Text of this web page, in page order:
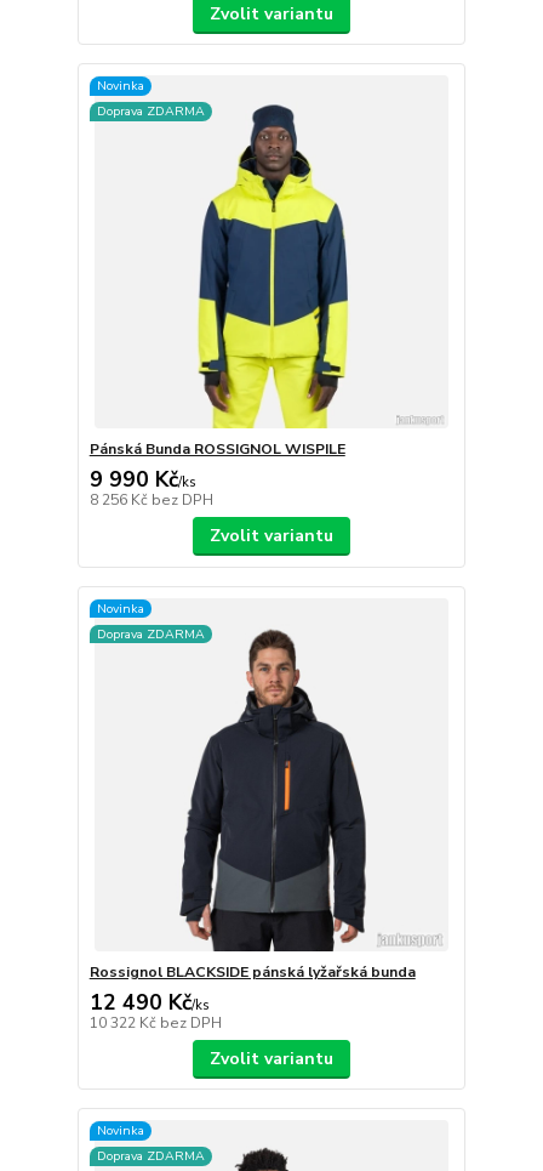
Zvolit variantu
Novinka
Doprava ZDARMA
Pánská Bunda ROSSIGNOL WISPILE
9 990 Kč/ks
8 256 Kč bez DPH
Zvolit variantu
Novinka
Doprava ZDARMA
Rossignol BLACKSIDE pánská lyžařská bunda
12 490 Kč/ks
10 322 Kč bez DPH
Zvolit variantu
Novinka
Doprava ZDARMA